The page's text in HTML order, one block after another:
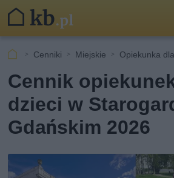
Cenniki Miejskie Opiekunka
Cennik
dzieci w
Gdańskim 2026